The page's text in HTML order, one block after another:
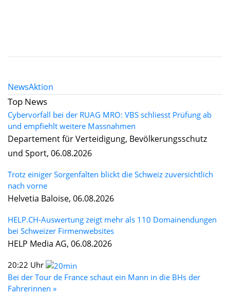
NewsAktion
Top News
Cybervorfall bei der RUAG MRO: VBS schliesst Prüfung ab
und empfiehlt weitere Massnahmen
Departement für Verteidigung, Bevölkerungsschutz
und Sport, 06.08.2026
Trotz einiger Sorgenfalten blickt die Schweiz zuversichtlich
nach vorne
Helvetia Baloise, 06.08.2026
HELP.CH-Auswertung zeigt mehr als 110 Domainendungen
bei Schweizer Firmenwebsites
HELP Media AG, 06.08.2026
20:22 Uhr
Bei der Tour de France schaut ein Mann in die BHs der
Fahrerinnen »